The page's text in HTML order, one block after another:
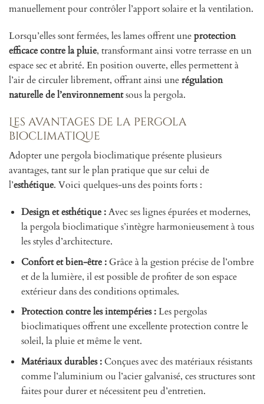
manuellement pour contrôler l’apport solaire et la ventilation.
Lorsqu’elles sont fermées, les lames offrent uneprotection
efficace contre la pluie, transformant ainsi votre terrasse en un
espace sec et abrité. En position ouverte, elles permettent à
l’air de circuler librement, offrant ainsi unerégulation
naturelle de l’environnementsous la pergola.
Les avantages de la pergola
bioclimatique
Adopter une pergola bioclimatique présente plusieurs
avantages, tant sur le plan pratique que sur celui de
l’esthétique. Voici quelques-uns des points forts :
Design et esthétique :Avec ses lignes épurées et modernes,
la pergola bioclimatique s’intègre harmonieusement à tous
les styles d’architecture.
Confort et bien-être :Grâce à la gestion précise de l’ombre
et de la lumière, il est possible de profiter de son espace
extérieur dans des conditions optimales.
Protection contre les intempéries :Les pergolas
bioclimatiques offrent une excellente protection contre le
soleil, la pluie et même le vent.
Matériaux durables :Conçues avec des matériaux résistants
comme l’aluminium ou l’acier galvanisé, ces structures sont
faites pour durer et nécessitent peu d’entretien.